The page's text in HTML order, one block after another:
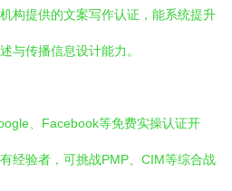
构提供的文案写作认证，能系统提升
与传播信息设计能力。
、Facebook等免费实操认证开
经验者，可挑战PMP、CIM等综合战